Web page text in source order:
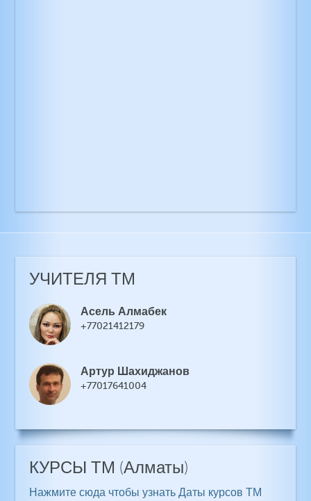
УЧИТЕЛЯ ТМ
Асель Алмабек
+77021412179
Артур Шахиджанов
+77017641004
КУРСЫ ТМ (Алматы)
Нажмите сюда чтобы узнать Даты курсов ТМ